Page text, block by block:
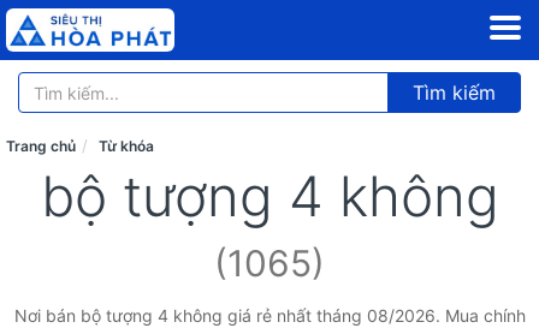
Tìm kiếm
Trang chủ Từ khóa
bộ tượng 4 không
(1065)
Nơi bán bộ tượng 4 không giá rẻ nhất tháng 08/2026. Mua chính